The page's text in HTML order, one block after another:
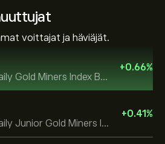
voittajat ja häviäjät.
Direxion Daily Gold Miners Index Bull 2X ETF
+0.66%
Direxion Daily Junior Gold Miners Index Bull 2X ETF
+0.41%